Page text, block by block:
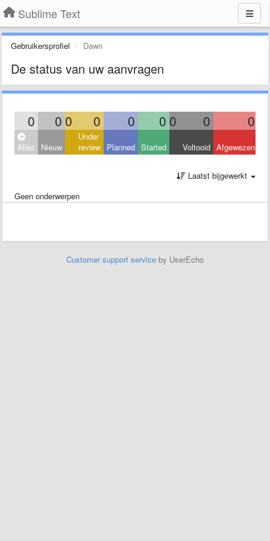
Sublime Text
Gebruikersprofiel Dawn
De status van uw aanvragen
0 0 0 0 0 0 0 0 0
Alles Nieuw
Under
review Planned Started Voltooid Afgewezen
Laatst bijgewerkt
Geen onderwerpen
Customer support service by UserEcho